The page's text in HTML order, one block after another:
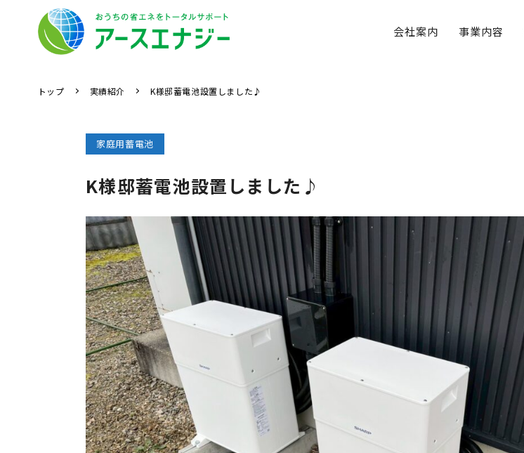
会社案内 事業内容
トップ 実績紹介 K様邸蓄電池設置しました♪
家庭用蓄電池
K様邸蓄電池設置しました♪